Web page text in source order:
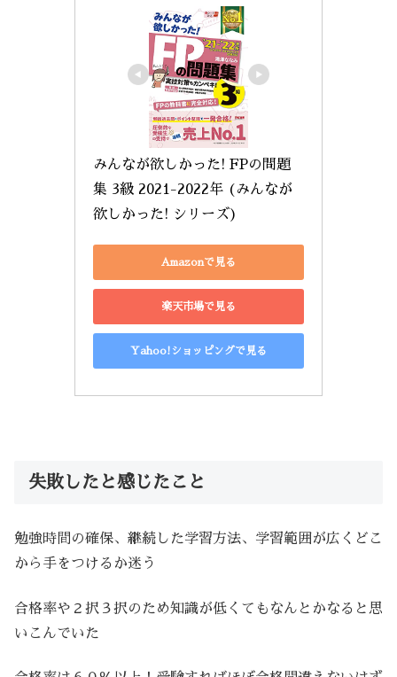
みんなが欲しかった! FPの問題
集 3級 2021-2022年 (みんなが
欲しかった! シリーズ)
Amazonで見る
楽天市場で見る
Yahoo!ショッピングで見る
失敗したと感じたこと
勉強時間の確保、継続した学習方法、学習範囲が広くどこ
から手をつけるか迷う
合格率や２択３択のため知識が低くてもなんとかなると思
いこんでいた